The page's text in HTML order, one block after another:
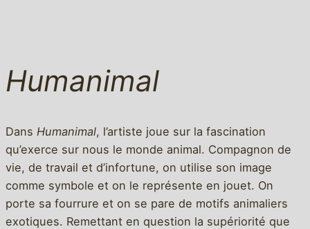
Humanimal
Dans Humanimal, l’artiste joue sur la fascination
qu’exerce sur nous le monde animal. Compagnon de
vie, de travail et d’infortune, on utilise son image
comme symbole et on le représente en jouet. On
porte sa fourrure et on se pare de motifs animaliers
exotiques. Remettant en question la supériorité que